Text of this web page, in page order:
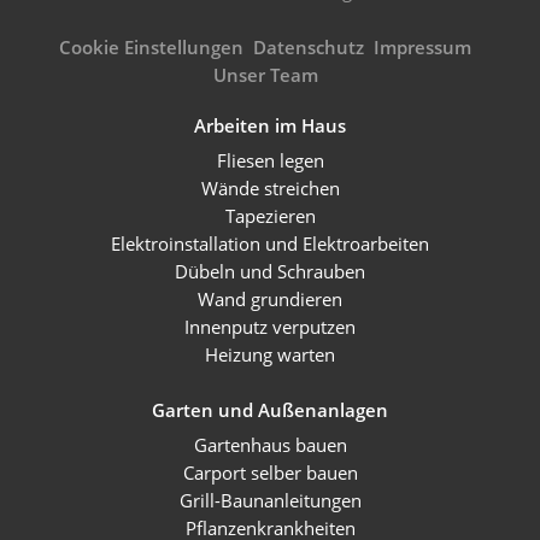
Cookie Einstellungen Datenschutz Impressum
Unser Team
Arbeiten im Haus
Fliesen legen
Wände streichen
Tapezieren
Elektroinstallation und Elektroarbeiten
Dübeln und Schrauben
Wand grundieren
Innenputz verputzen
Heizung warten
Garten und Außenanlagen
Gartenhaus bauen
Carport selber bauen
Grill-Baunanleitungen
Pflanzenkrankheiten